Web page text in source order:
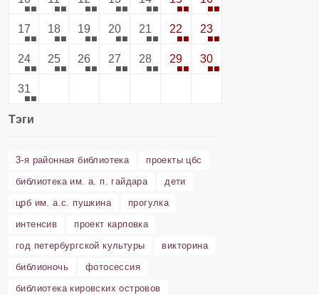
17 18 19 20 21 22 23
24 25 26 27 28 29 30
31
Тэги
3-я районная библиотека
проекты цбс
библиотека им. а. п. гайдара
дети
црб им. а.с. пушкина
прогулка
интенсив
проект карповка
год петербургской культуры
викторина
библионочь
фотосессия
библиотека кировских островов